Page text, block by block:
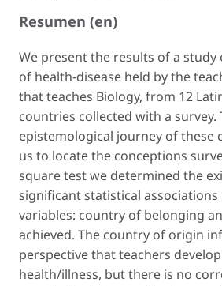
Resumen (en)
We present the results of a
of health-disease held by the
that teaches Biology, from 12
countries collected with a survey.
epistemological journey of these
us to locate the conceptions
square test we determined the
significant statistical
variables: country of belonging
achieved. The country of origin
perspective that teachers
health/illness, but there is no